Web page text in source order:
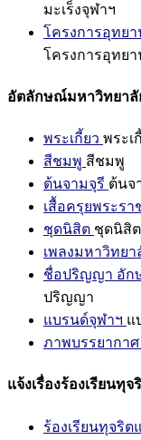
มะเร็งจุฬาฯ
โครงการอุทย
โครงการอุทย
อัตลักษณ์มหาวิทยาลั
พระเกี้ยว พระเ
สีชมพู สีชมพู
ต้นจามจุรี ต้นจ
เสื้อครุยพระร
ชุดนิสิต ชุดนิสิต
เพลงมหาวิทยา
ชื่อปริญญา อัก
ปริญญา
แบรนด์จุฬาฯ แ
ภาพบรรยากาศ
แจ้งเรื่องร้องเรียนทุจ
ร้องเรียนทุจริ